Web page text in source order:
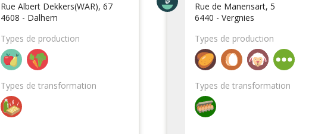
Rue Albert Dekkers(WAR), 67
4608 - Dalhem
Types de production
Types de transformation
Rue de Manensart, 5
6440 - Vergnies
Types de production
Types de transformation